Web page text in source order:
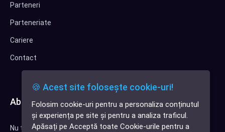
✕
Cauți o aplicație
Parteneri
Parteneriate
Cariere
Contact
Abonează-te la newsletter
Nu trimitem spam, deci nu îți face griji.
🍪 Acest site folosește cookie-uri!
Folosim cookie-uri pentru a personaliza conținutul
și experiența pe site și pentru a analiza traficul.
Apăsați pe Acceptă toate Cookie-urile pentru a